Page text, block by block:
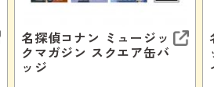
名探偵コナン ミュージッ
クマガジン スクエア缶バ
ッジ